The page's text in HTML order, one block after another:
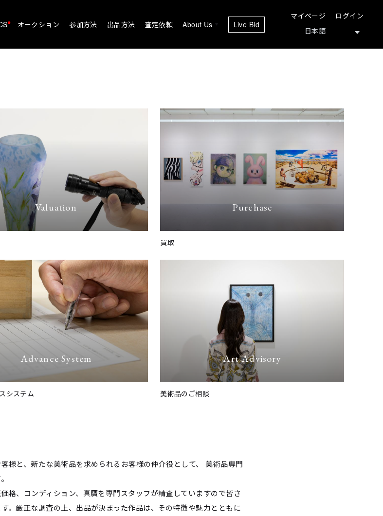
• オークション 参加方法 出品方法 査定依頼 About Us Live Bid
マイページ ログイン
Valuation Purchase
買取
Advance System
システム
Art Advisory
美術品のご相談
様と、新たな美術品を求められるお客様の仲介役として、
美術品専門
格、コンディション、真贋を専門スタッフが精査していますので皆さ
。厳正な調査の上、出品が決まった作品は、その特徴や魅力とともに